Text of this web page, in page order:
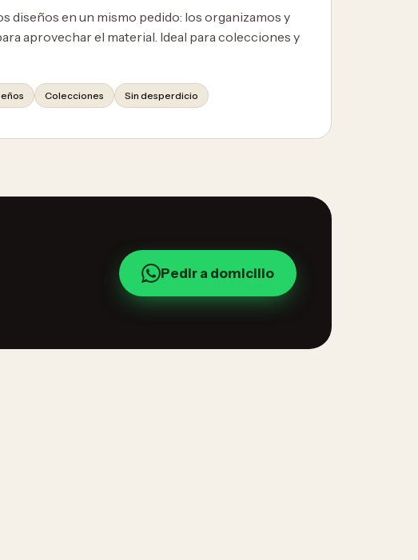
diseños en un mismo pedido: los organizamos y
aprovechar el material. Ideal para colecciones y
Colecciones Sin desperdicio
Pedir a domicilio